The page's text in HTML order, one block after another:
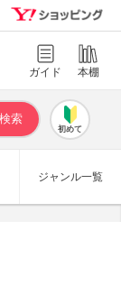
ガイド 本棚
初めて
ジャンル一覧